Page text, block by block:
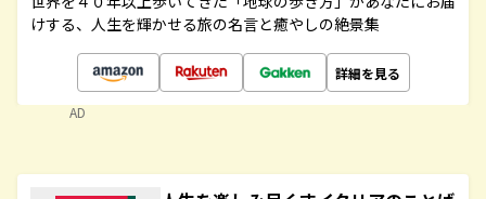
けする、人生を輝かせる旅の名言と癒やしの絶景集
詳細を見る
AD